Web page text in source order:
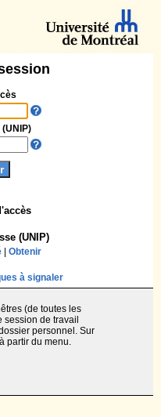
(UNIP)
Obtenir
à signaler
(de toutes les
de travail
personnel. Sur
partir du menu.